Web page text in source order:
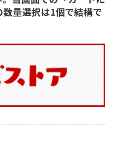
量選択は1個で結構で